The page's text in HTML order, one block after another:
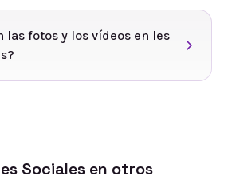
las fotos y los vídeos en les
Sociales en otros